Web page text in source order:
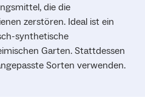
die die
zerstören. Ideal ist ein
synthetische
Garten. Stattdessen
Sorten verwenden.